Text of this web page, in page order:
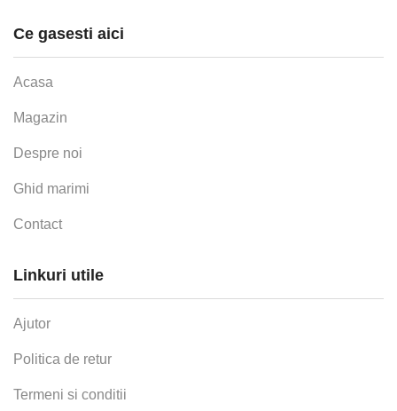
Ce gasesti aici
Acasa
Magazin
Despre noi
Ghid marimi
Contact
Linkuri utile
Ajutor
Politica de retur
Termeni si conditii